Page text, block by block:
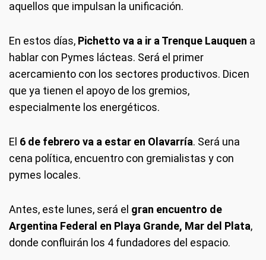
aquellos que impulsan la unificación.
En estos días, Pichetto va a ir a Trenque Lauquen a
hablar con Pymes lácteas. Será el primer
acercamiento con los sectores productivos. Dicen
que ya tienen el apoyo de los gremios,
especialmente los energéticos.
El 6 de febrero va a estar en Olavarría. Será una
cena política, encuentro con gremialistas y con
pymes locales.
Antes, este lunes, será el gran encuentro de
Argentina Federal en Playa Grande, Mar del Plata,
donde confluirán los 4 fundadores del espacio.